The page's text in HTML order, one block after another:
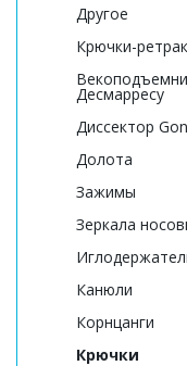
Другое
Крючки-
Десмарресу
Диссектор
Долота
Зажимы
Зеркала
Канюли
Корнцанги
Крючки